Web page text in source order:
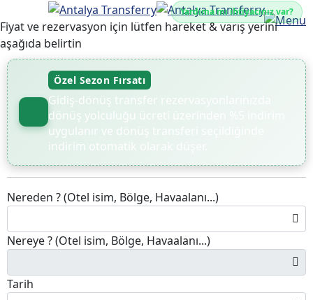
Yardıma mı ihtiyacınız var?
Fiyat ve rezervasyon için lütfen hareket & varış yerini
aşağıda belirtin
Özel Sezon Fırsatı
Gidiş-dönüş transfer rezervasyonlarınızda
dönüş yolculuğu ücreti üzerinden %5 indirim
uygulanır ve dönüş transferi seçildiğinde
indirim otomatik olarak düşer.
Nereden ? (Otel isim, Bölge, Havaalanı...)
Nereye ? (Otel isim, Bölge, Havaalanı...)
Tarih